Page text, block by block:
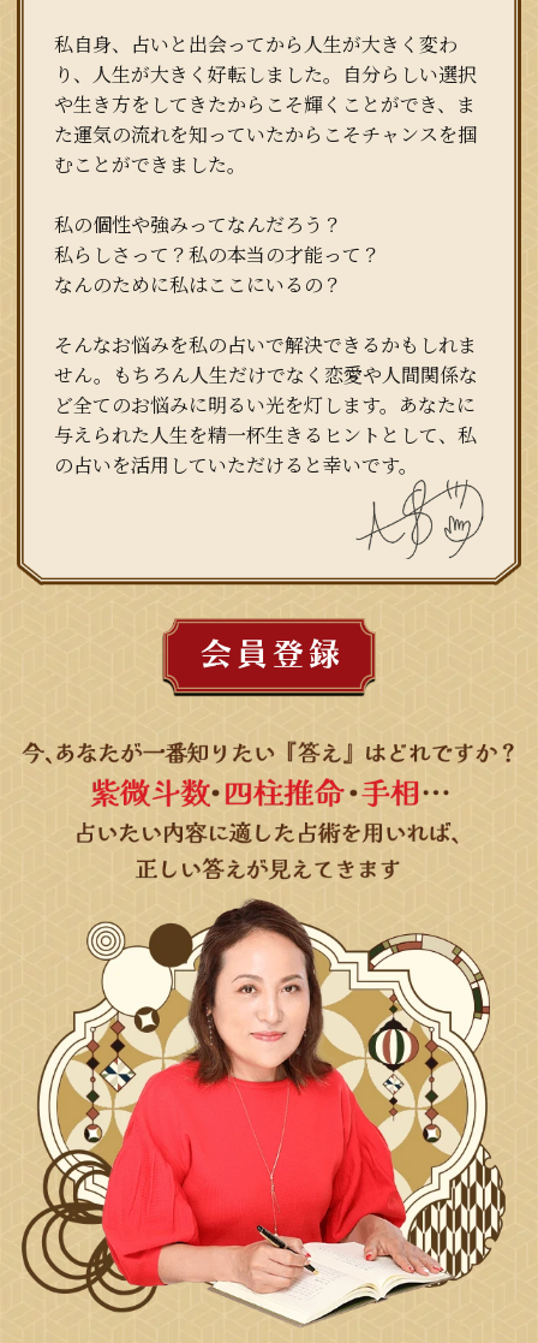
私自身、占いと出会ってから人生が大きく変わ
り、人生が大きく好転しました。自分らしい選択
や生き方をしてきたからこそ輝くことができ、ま
た運気の流れを知っていたからこそチャンスを掴
むことができました。
私の個性や強みってなんだろう？
私らしさって？私の本当の才能って？
なんのために私はここにいるの？
そんなお悩みを私の占いで解決できるかもしれま
せん。もちろん人生だけでなく恋愛や人間関係な
ど全てのお悩みに明るい光を灯します。あなたに
与えられた人生を精一杯生きるヒントとして、私
の占いを活用していただけると幸いです。